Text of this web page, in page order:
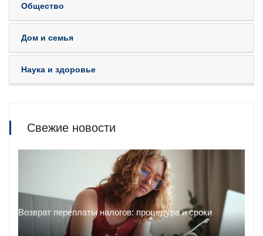
Общество
Дом и семья
Наука и здоровье
Свежие новости
Возврат переплаты налогов: процедура и сроки